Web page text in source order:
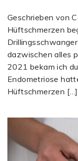
Geschrieben von
Hüftschmerzen
dazwischen alles
2021 bekam ich
Endometriose
Hüftschmerzen […]